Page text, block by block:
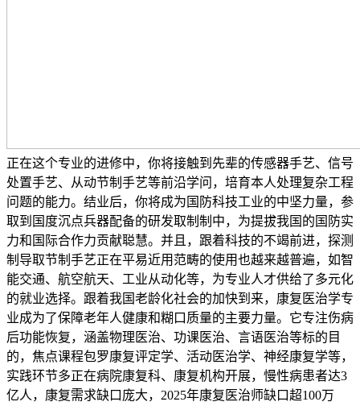
正在这个专业的进修中，你将接触到先辈的传感器手艺、信号
处置手艺、从动节制手艺等前沿学问，培育本人处理复杂工程
问题的能力。结业后，你将成为国防科技工业的中坚力量，参
取到国度沉点兵器配备的研发取制制中，为提拔我国的国防实
力和国际合作力贡献聪慧。并且，跟着科技的不竭前进，探测
制导取节制手艺正在平易近用范畴的使用也越来越普遍，如智
能交通、航空航天、工业从动化等，为专业人才供给了多元化
的就业选择。跟着我国老龄化社会的加快到来，康复医治学专
业成为了保障老年人健康和糊口质量的主要力量。它专注伤病
后功能恢复，涵盖物理医治、功课医治、言语医治等标的目
的，焦点课程包罗康复评定学、活动医治学、神经康复学等，
实践环节多正在病院康复科、康复机构开展，慢性病患者达3
亿人，康复需求缺口庞大，2025年康复医治师缺口超100万